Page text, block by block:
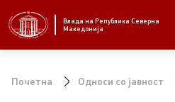
Влада на Република Северна
Македонија
Стратешки приоритети и
Почетна Односи со јавност